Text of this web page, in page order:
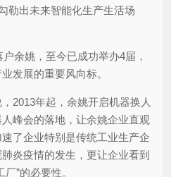
勒出未来智能化生产生活场
余姚，至今已成功举办4届，
发展的重要风向标。
2013年起，余姚开启机器换人
峰会的落地，让余姚企业直观
了企业特别是传统工业生产企
炎疫情的发生，更让企业看到
”的必要性。